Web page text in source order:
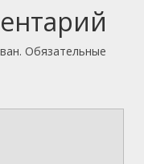
Обязательные